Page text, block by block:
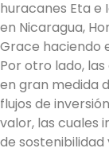
huracanes Eta e
en Nicaragua,
Grace haciendo
Por otro lado,
en gran medida
flujos de
valor, las cuales
de